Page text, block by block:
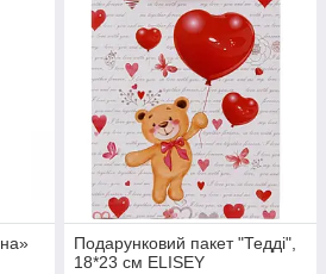
Подарунковий пакет "Тедді",
18*23 см ELISEY